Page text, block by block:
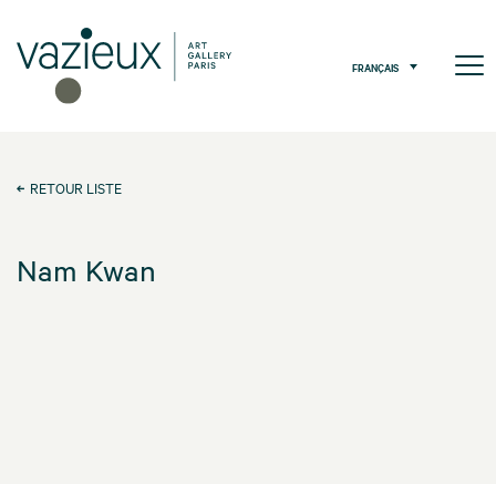
FRANÇAIS
RETOUR LISTE
Nam Kwan